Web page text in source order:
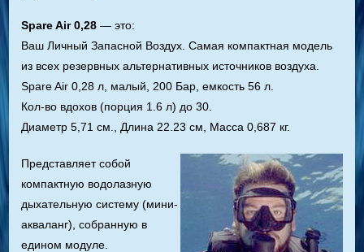
Spare Air 0,28 — это:
Ваш Личный Запасной Воздух. Самая компактная модель
из всех резервных альтернативных источников воздуха.
Spare Air 0,28 л, малый, 200 Бар, емкость 56 л.
Кол-во вдохов (порция 1.6 л) до 30.
Диаметр 5,71 см., Длина 22.23 см, Масса 0,687 кг.
Представляет собой
компактную водолазную
дыхательную систему (мини-
акваланг), собранную в
едином модуле.